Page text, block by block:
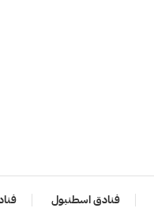
فنادق اسطنبول